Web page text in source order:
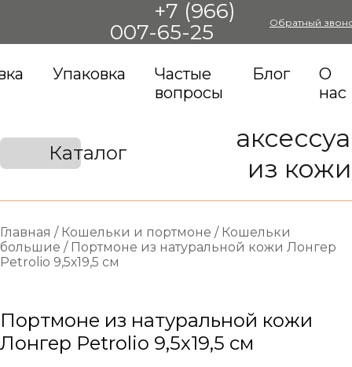
+7 (966)
007-65-25
Обратный
Упаковка
Частые
вопросы
Блог
О
нас
Каталог
из кожи
Главная / Кошельки и портмоне / Кошельки
большие / Портмоне из натуральной кожи Лонгер
Petrolio 9,5х19,5 см
Портмоне из натуральной кожи
Лонгер Petrolio 9,5х19,5 см